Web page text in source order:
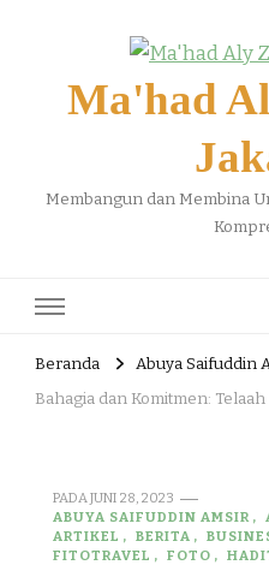
Ma'had
Membangun dan Membina
Beranda
Abuya Saifuddin
Bahagia dan Komitmen:
PADAJUNI 28, 2023
ABUYA SAIFUDDIN AMSIR
ARTIKEL
BERITA
FITOTRAVEL
FOTO